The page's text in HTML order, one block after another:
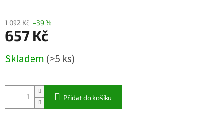
1 092 Kč –39 %
657 Kč
cena:
Skladem (>5 ks)
Přidat do košíku